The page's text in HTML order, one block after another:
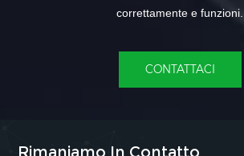
correttamente e funzioni.
CONTATTACI